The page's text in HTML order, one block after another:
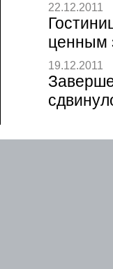
22.12.2011
ценным
19.12.2011